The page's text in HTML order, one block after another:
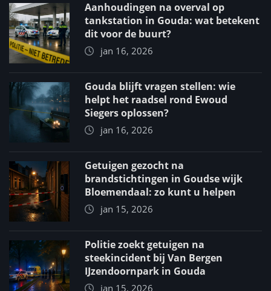
Aanhoudingen na overval op
tankstation in Gouda: wat betekent
dit voor de buurt?
jan 16, 2026
Gouda blijft vragen stellen: wie
helpt het raadsel rond Ewoud
Siegers oplossen?
jan 16, 2026
Getuigen gezocht na
brandstichtingen in Goudse wijk
Bloemendaal: zo kunt u helpen
jan 15, 2026
Politie zoekt getuigen na
steekincident bij Van Bergen
IJzendoornpark in Gouda
jan 15, 2026